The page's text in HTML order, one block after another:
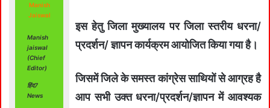
Manish
Jaiswal
Manish
jaiswal
(Chief
Editor)
हिंद7
News
इस हेतु जिला मुख्यालय पर जिला स्तरीय धरना/
प्रदर्शन/ ज्ञापन कार्यक्रम आयोजित किया गया है।
जिसमें जिले के समस्त कांग्रेस साथियों से आग्रह है
आप सभी उक्त धरना/प्रदर्शन/ज्ञापन में आवश्यक